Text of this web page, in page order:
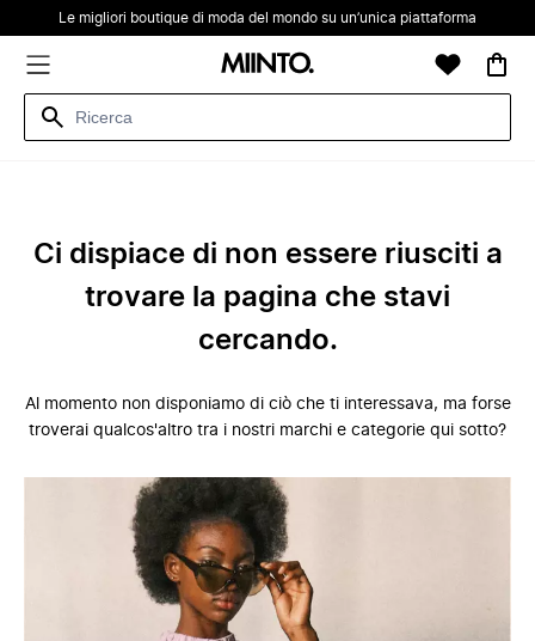
Le migliori boutique di moda del mondo su un’unica piattaforma
Ci dispiace di non essere riusciti a
trovare la pagina che stavi
cercando.
Al momento non disponiamo di ciò che ti interessava, ma forse
troverai qualcos'altro tra i nostri marchi e categorie qui sotto?